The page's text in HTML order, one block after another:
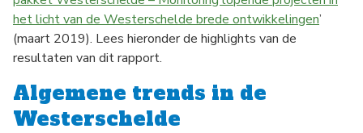
het licht van de Westerschelde brede ontwikkelingen’
(maart 2019). Lees hieronder de highlights van de
resultaten van dit rapport.
Algemene trends in de
Westerschelde